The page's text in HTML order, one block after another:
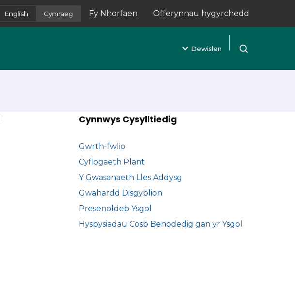
English Cymraeg Fy Nhorfaen
(yn agor mewn tab newydd)
Offerynnau hygyrchedd
Dewislen
Agor chwilio
Cynnwys Cysylltiedig
Gwrth-fwlio
Cyflogaeth Plant
Y Gwasanaeth Lles Addysg
Gwahardd Disgyblion
Presenoldeb Ysgol
Hysbysiadau Cosb Benodedig gan yr Ysgol